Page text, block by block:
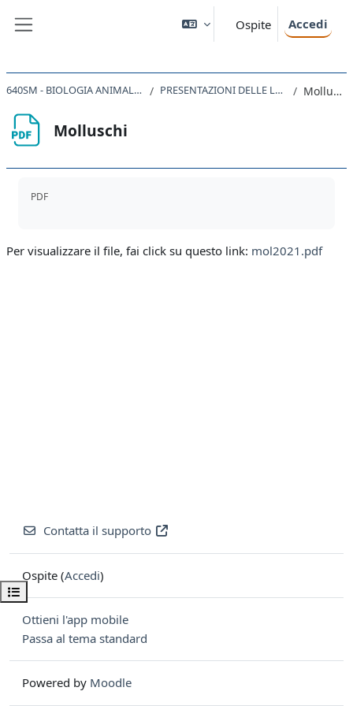
Ospite Accedi
Apri indice del corso
640SM - BIOLOGIA ANIMALE 2020 PRESENTAZIONI DELLE LEZIONI Molluschi
Molluschi
PDF
Per visualizzare il file, fai click su questo link: mol2021.pdf
Contatta il supporto
Ospite (Accedi)
Ottieni l'app mobile
Passa al tema standard
Powered by Moodle